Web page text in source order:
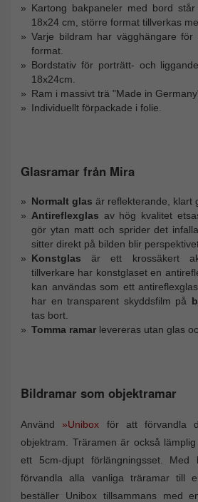
Kartong bakpaneler med bord
18x24 cm, större format tillverkas
Varje bildram har vägghängare för
format.
Bordstativ för porträtt- och
18x24cm.
Ram i massivt trä "Made in
Individuellt förpackade i folie.
Glasramar från Mira
Normalt glas är reflekterande, klart
Antireflexglas av hög kvalitet
gör ytan matt och sprider det
sitter direkt på bilden blir
Konstglas är ett krossäkert
tillverkare har konstglaset en
kan användas som ett
har en transparent skyddsfilm på
tas bort.
Tomma ramar levereras utan glas
Bildramar som objektramar
Använd »Unibox för att förvandla
objektram. Träramen är också
ett 5cm-djupt förlängningsset.
förvandla alla vanliga träramar till
beställer Unibox tillsammans med